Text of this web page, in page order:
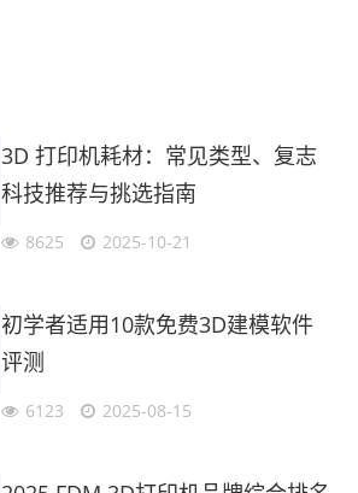
3D 打印机耗材：常见类型、复志
科技推荐与挑选指南
8625 2025-10-21
初学者适用10款免费3D建模软件
评测
6123 2025-08-15